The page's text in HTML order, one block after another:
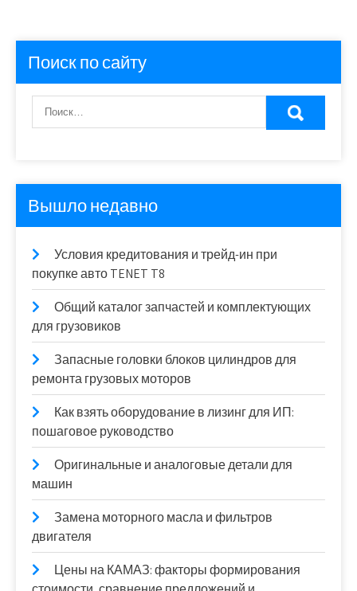
Поиск по сайту
Вышло недавно
Условия кредитования и трейд-ин при
покупке авто TENET T8
Общий каталог запчастей и комплектующих
для грузовиков
Запасные головки блоков цилиндров для
ремонта грузовых моторов
Как взять оборудование в лизинг для ИП:
пошаговое руководство
Оригинальные и аналоговые детали для
машин
Замена моторного масла и фильтров
двигателя
Цены на КАМАЗ: факторы формирования